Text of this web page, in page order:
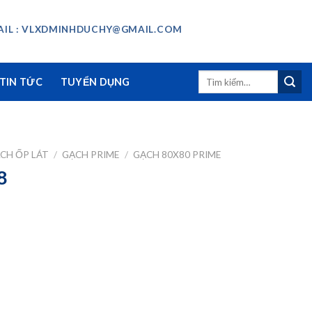
: VLXDMINHDUCHY@GMAIL.COM
TIN TỨC TUYỂN DỤNG
ỐP LÁT / GẠCH PRIME / GẠCH 80X80 PRIME